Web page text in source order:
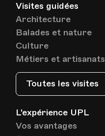
Visites guidées
Architecture
Balades et nature
Culture
Métiers et artisanats
Toutes les visites
L'expérience UPL
Vos avantages